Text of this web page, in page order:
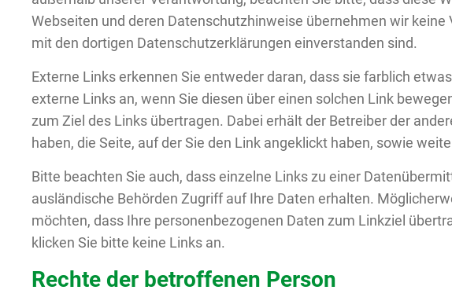
Webseiten und deren Datenschutzhinweise übernehmen wir
mit den dortigen Datenschutzerklärungen einverstanden sind.
Externe Links erkennen Sie entweder daran, dass sie farblich
externe Links an, wenn Sie diesen über einen solchen Link
zum Ziel des Links übertragen. Dabei erhält der Betreiber der
haben, die Seite, auf der Sie den Link angeklickt haben, sowie
Bitte beachten Sie auch, dass einzelne Links zu einer
ausländische Behörden Zugriff auf Ihre Daten erhalten.
möchten, dass Ihre personenbezogenen Daten zum Linkziel
klicken Sie bitte keine Links an.
Rechte der betroffenen Person